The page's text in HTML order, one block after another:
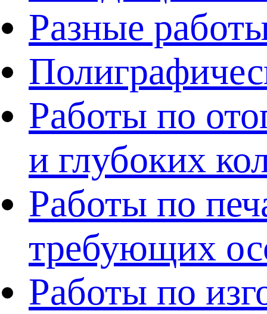
Разные
Работы по
и глубоких
Работы по
требующих
Работы по